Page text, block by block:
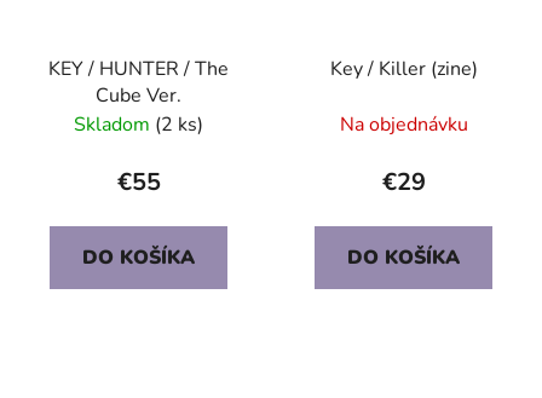
KEY / HUNTER / The
Cube Ver.
Skladom (2 ks)
€55
DO KOŠÍKA
Key / Killer (zine)
Na objednávku
€29
DO KOŠÍKA